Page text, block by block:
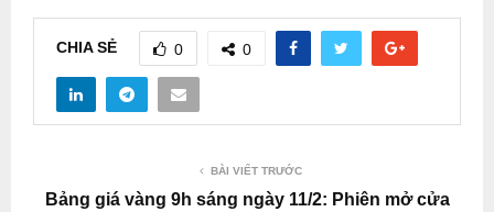
CHIA SẺ 0 0
BÀI VIẾT TRƯỚC
Bảng giá vàng 9h sáng ngày 11/2: Phiên mở cửa